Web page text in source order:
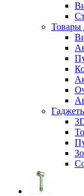
Товары